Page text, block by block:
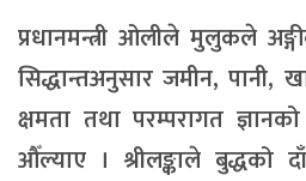
प्रधानमन्त्री ओलीले मुलुकले
सिद्धान्तअनुसार जमीन, पानी,
क्षमता तथा परम्परागत
औँल्याए । श्रीलङ्काले बुद्धको